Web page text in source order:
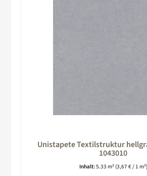
Unistapete Textilstruktur
1043010
Inhalt:5.33 m² (3,67 € / 1 m²)